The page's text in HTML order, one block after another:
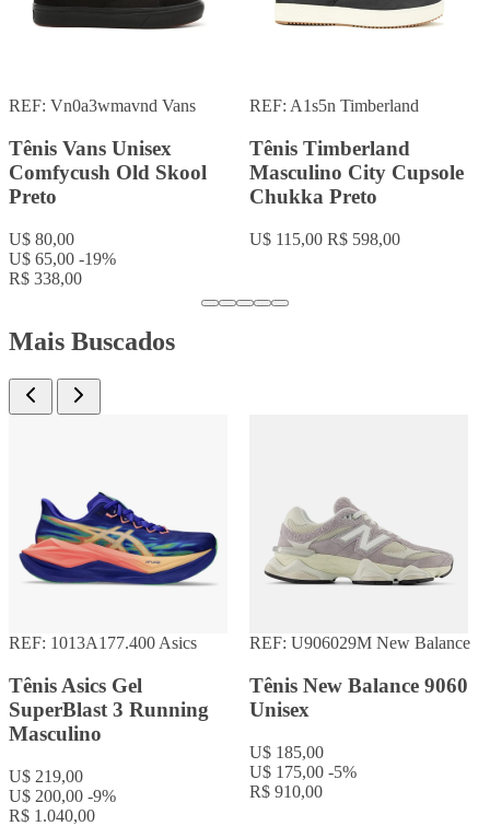
REF: A1tfbTimberland
Tênis Timberland
Masculino City Cupsole
Chukka Marrom
U$ 115,00
REF: VANS ERAVans
Tênis Vans Masculino
Era Preto
U$ 54,00-17%
Mais Buscados
REF: 1013A177.400 Asics
Tênis Asics Gel
SuperBlast 3 Running
Masculino
U$ 219,00
U$ 200,00 -9%
R$ 1.040,00
REF: U906029M New Balance
Tênis New Balance 9060
Unisex
U$ 185,00
U$ 175,00 -5%
R$ 910,00